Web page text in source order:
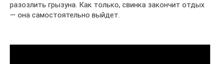
разозлить грызуна. Как только, свинка закончит отдых
— она самостоятельно выйдет.